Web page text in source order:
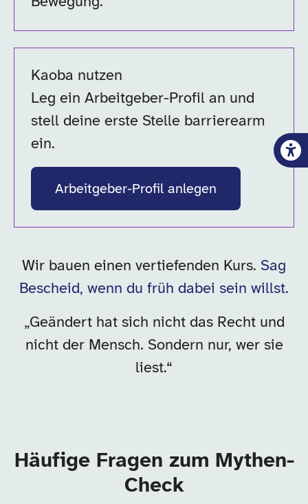
Kaoba nutzen
Leg ein Arbeitgeber-Profil an und
stell deine erste Stelle barrierearm
ein.
Arbeitgeber-Profil anlegen
Wir bauen einen vertiefenden Kurs. Sag
Bescheid, wenn du früh dabei sein willst.
„Geändert hat sich nicht das Recht und
nicht der Mensch. Sondern nur, wer sie
liest.“
Häufige Fragen zum Mythen-
Check